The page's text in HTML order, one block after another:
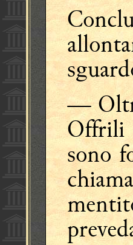
—
Offrili
sono